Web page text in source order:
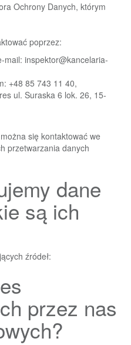
Ochrony Danych, którym
poprzez:
mail: inspektor@kancelaria-
+48 85 743 11 40,
ul. Suraska 6 lok. 26, 15-
się kontaktować we
przetwarzania danych
dane
są ich
źródeł:
przez nas